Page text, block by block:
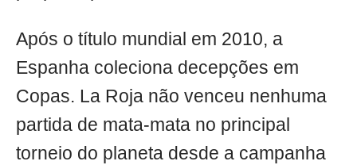
Após o título mundial em 2010, a
Espanha coleciona decepções em
Copas. La Roja não venceu nenhuma
partida de mata-mata no principal
torneio do planeta desde a campanha